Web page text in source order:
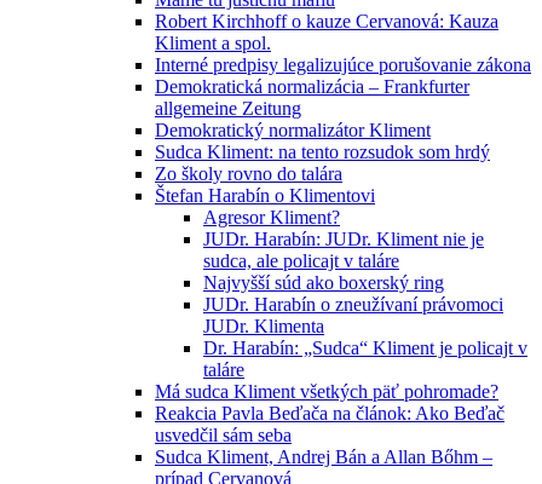
Robert Kirchhoff o kauze Cervanová: Kauza
Kliment a spol.
Interné predpisy legalizujúce porušovanie zákona
Demokratická normalizácia – Frankfurter
allgemeine Zeitung
Demokratický normalizátor Kliment
Sudca Kliment: na tento rozsudok som hrdý
Zo školy rovno do talára
Štefan Harabín o Klimentovi
Agresor Kliment?
JUDr. Harabín: JUDr. Kliment nie je
sudca, ale policajt v taláre
Najvyšší súd ako boxerský ring
JUDr. Harabín o zneužívaní právomoci
JUDr. Klimenta
Dr. Harabín: „Sudca“ Kliment je policajt v
taláre
Má sudca Kliment všetkých päť pohromade?
Reakcia Pavla Beďača na článok: Ako Beďač
usvedčil sám seba
Sudca Kliment, Andrej Bán a Allan Bőhm –
prípad Cervanová